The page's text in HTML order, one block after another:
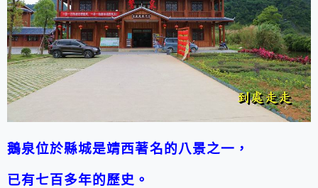
鵝泉位於縣城是靖西著名的八景之一，
已有七百多年的歷史。